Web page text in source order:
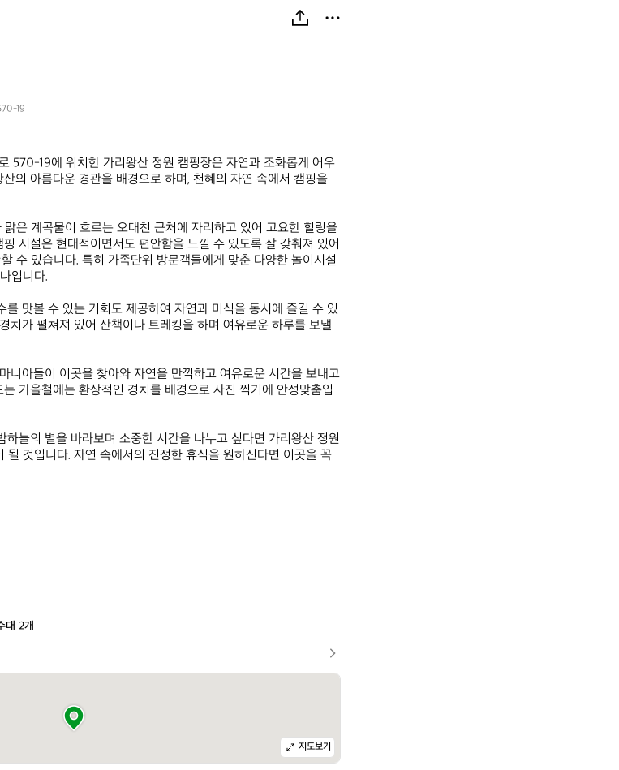
19
570-19에 위치한 가리왕산 정원 캠핑장은 자연과 조화롭게 어우
의 아름다운 경관을 배경으로 하며, 천혜의 자연 속에서 캠핑을
은 계곡물이 흐르는 오대천 근처에 자리하고 있어 고요한 힐링을
시설은 현대적이면서도 편안함을 느낄 수 있도록 잘 갖춰져 있어
수 있습니다. 특히 가족단위 방문객들에게 맞춘 다양한 놀이시설
입니다.
를 맛볼 수 있는 기회도 제공하여 자연과 미식을 동시에 즐길 수 있
치가 펼쳐져 있어 산책이나 트레킹을 하며 여유로운 하루를 보낼
니아들이 이곳을 찾아와 자연을 만끽하고 여유로운 시간을 보내고
가을철에는 환상적인 경치를 배경으로 사진 찍기에 안성맞춤입
하늘의 별을 바라보며 소중한 시간을 나누고 싶다면 가리왕산 정원
될 것입니다. 자연 속에서의 진정한 휴식을 원하신다면 이곳을 꼭
대 2개
지도보기